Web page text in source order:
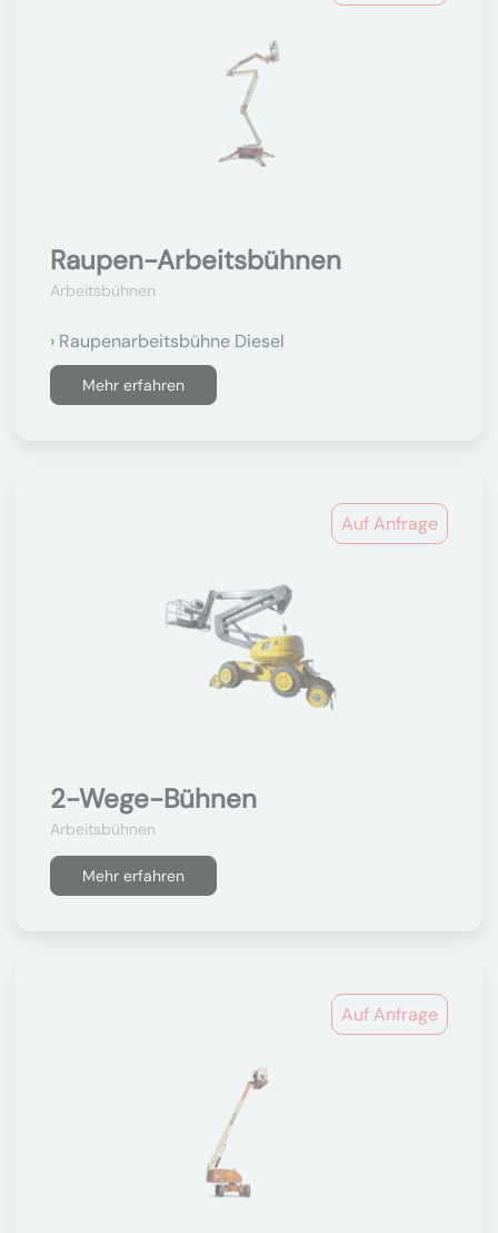
Raupen-Arbeitsbühnen
Arbeitsbühnen
Raupenarbeitsbühne Diesel
Mehr erfahren
Auf Anfrage
2-Wege-Bühnen
Arbeitsbühnen
Mehr erfahren
Auf Anfrage